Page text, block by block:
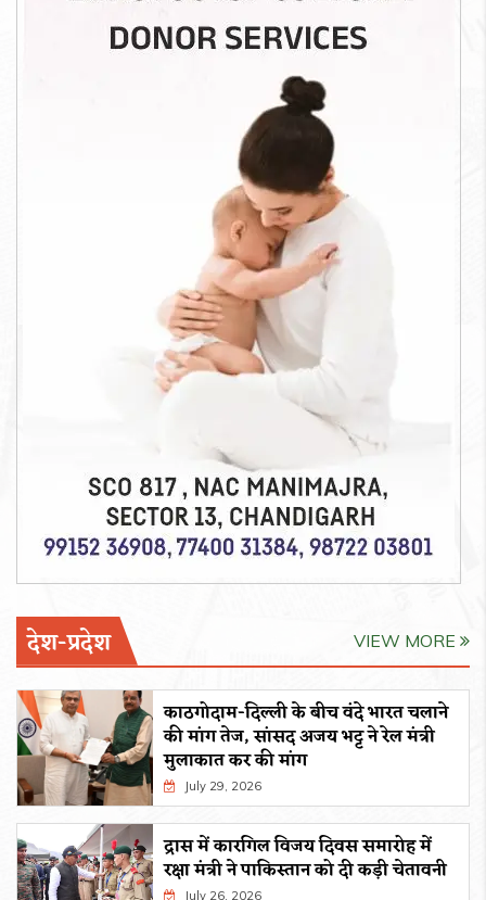
देश-प्रदेश VIEW MORE
काठगोदाम-दिल्ली के बीच वंदे भारत चलाने
की मांग तेज, सांसद अजय भट्ट ने रेल मंत्री
मुलाकात कर की मांग
July 29, 2026
द्रास में कारगिल विजय दिवस समारोह में
रक्षा मंत्री ने पाकिस्तान को दी कड़ी चेतावनी
July 26, 2026